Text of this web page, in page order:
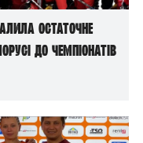
остаточне
до чемпіонатів